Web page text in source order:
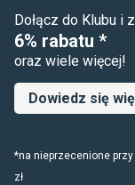
Dołącz do Klubu i
6% rabatu *
oraz wiele więcej!
Dowiedz się
*na nieprzecenione
zł